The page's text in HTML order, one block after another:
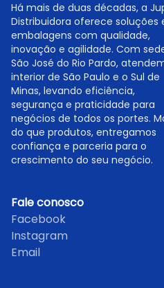
Há mais de duas décadas, a
Distribuidora oferece soluções
embalagens com qualidade,
inovação e agilidade. Com
São José do Rio Pardo,
interior de São Paulo e o Sul de
Minas, levando eficiência,
segurança e praticidade para
negócios de todos os portes.
do que produtos, entregamos
confiança e parceria para o
crescimento do seu negócio.
Fale conosco
Facebook
Instagram
Email